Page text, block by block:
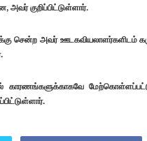
குறிப்பிட்டுள்ளார்.
சென்ற அவர் ஊடகவியலாளர்களிடம்